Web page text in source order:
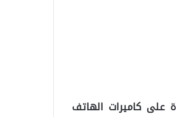
على كاميرات الهاتف